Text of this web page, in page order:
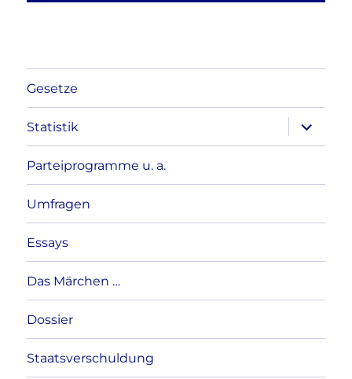
Gesetze
Statistik
anzeigen
Parteiprogramme u. a.
Umfragen
Essays
Das Märchen …
Dossier
Staatsverschuldung